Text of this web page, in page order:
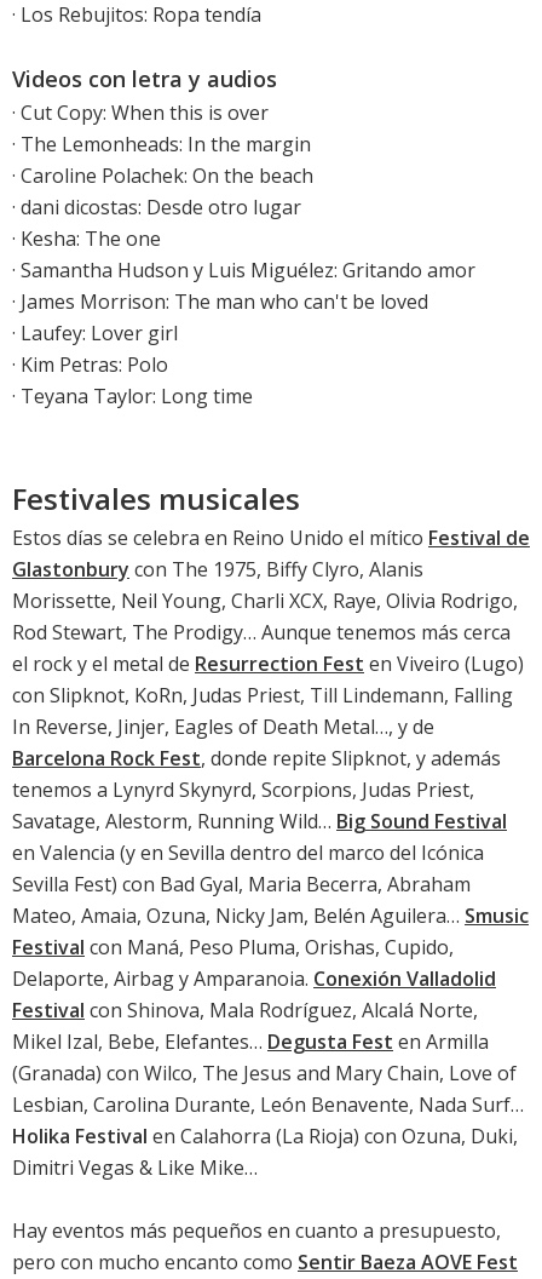
· Los Rebujitos: Ropa tendía
Videos con letra y audios
· Cut Copy: When this is over
· The Lemonheads: In the margin
· Caroline Polachek: On the beach
· dani dicostas: Desde otro lugar
· Kesha: The one
· Samantha Hudson y Luis Miguélez: Gritando amor
· James Morrison: The man who can't be loved
· Laufey: Lover girl
· Kim Petras: Polo
· Teyana Taylor: Long time
Festivales musicales
Estos días se celebra en Reino Unido el mítico Festival de
Glastonbury con The 1975, Biffy Clyro, Alanis
Morissette, Neil Young, Charli XCX, Raye, Olivia Rodrigo,
Rod Stewart, The Prodigy… Aunque tenemos más cerca
el rock y el metal de Resurrection Fest en Viveiro (Lugo)
con Slipknot, KoRn, Judas Priest, Till Lindemann, Falling
In Reverse, Jinjer, Eagles of Death Metal…, y de
Barcelona Rock Fest, donde repite Slipknot, y además
tenemos a Lynyrd Skynyrd, Scorpions, Judas Priest,
Savatage, Alestorm, Running Wild… Big Sound Festival
en Valencia (y en Sevilla dentro del marco del Icónica
Sevilla Fest) con Bad Gyal, Maria Becerra, Abraham
Mateo, Amaia, Ozuna, Nicky Jam, Belén Aguilera… Smusic
Festival con Maná, Peso Pluma, Orishas, Cupido,
Delaporte, Airbag y Amparanoia. Conexión Valladolid
Festival con Shinova, Mala Rodríguez, Alcalá Norte,
Mikel Izal, Bebe, Elefantes… Degusta Fest en Armilla
(Granada) con Wilco, The Jesus and Mary Chain, Love of
Lesbian, Carolina Durante, León Benavente, Nada Surf…
Holika Festival en Calahorra (La Rioja) con Ozuna, Duki,
Dimitri Vegas & Like Mike…
Hay eventos más pequeños en cuanto a presupuesto,
pero con mucho encanto como Sentir Baeza AOVE Fest